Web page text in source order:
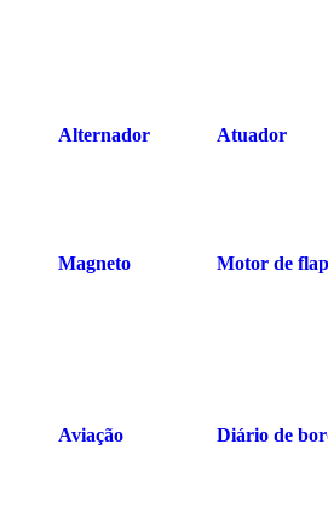
Alternador Atuador
Magneto Motor de flap
Aviação Diário de